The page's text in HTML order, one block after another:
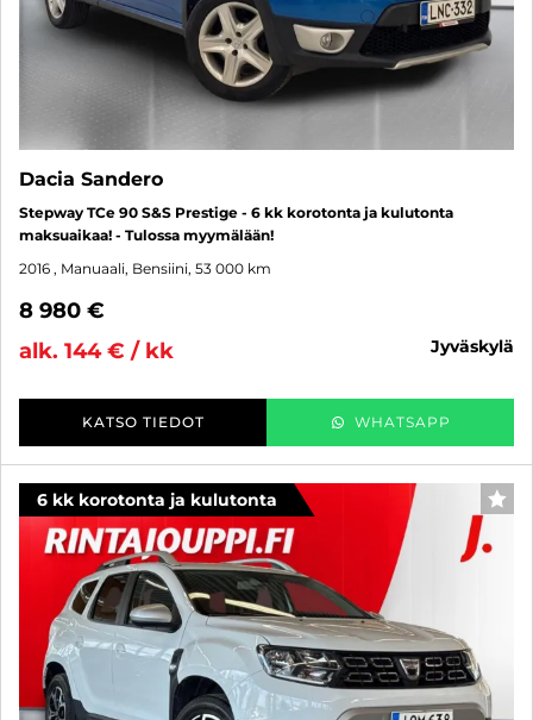
Dacia Sandero
Stepway TCe 90 S&S Prestige - 6 kk korotonta ja kulutonta
maksuaikaa! - Tulossa myymälään!
2016 , Manuaali, Bensiini, 53 000 km
8 980 €
alk. 144 € / kk
jyväskylä
KATSO TIEDOT WHATSAPP
6 kk korotonta ja kulutonta